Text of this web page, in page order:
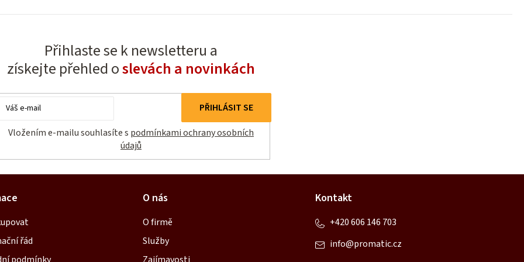
Přihlaste se k newsletteru a
získejte přehled oslevách a novinkách
E-
Vložením e-mailu souhlasíte s podmínkami ochrany osobních
údajů
PŘIHLÁSIT SE
řád
O nás
O firmě
Služby
Kontakt
info@promatic.cz
+420 606 146 703